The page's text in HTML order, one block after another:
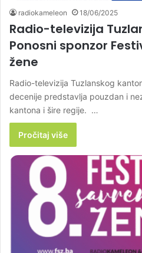
radiokameleon 18/06/2025
Radio-televizija
Ponosni sponzor
žene
Radio-televizija Tuzlanskog
decenije predstavlja pouzdan i
kantona i šire regije. …
Pročitaj više